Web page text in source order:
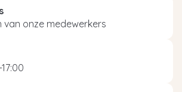
van onze medewerkers